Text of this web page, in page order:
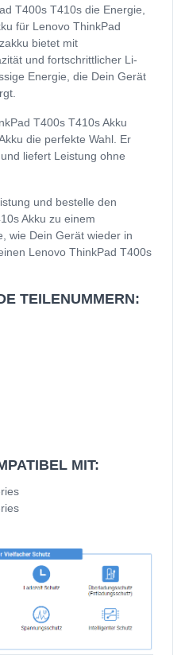
T400s T410s die Energie,
für Lenovo ThinkPad
bietet mit
und fortschrittlicher Li-
Energie, die Dein Gerät
T400s T410s Akku
die perfekte Wahl. Er
liefert Leistung ohne
und bestelle den
Akku zu einem
wie Dein Gerät wieder in
Lenovo ThinkPad T400s
TEILENUMMERN:
MIT: